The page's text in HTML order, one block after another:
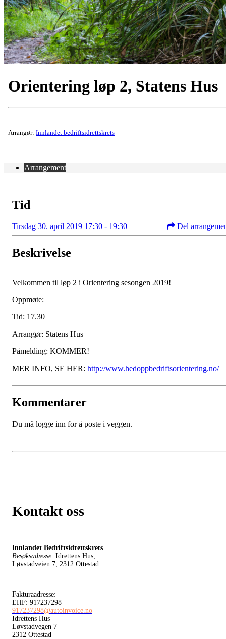
Orientering løp 2, Statens Hus
Arrangør: Innlandet bedriftsidrettskrets
Arrangement
Tid
Tirsdag 30. april 2019 17:30 - 19:30 Del
Beskrivelse
Velkommen til løp 2 i Orientering sesongen 2019!
Oppmøte:
Tid: 17.30
Arrangør: Statens Hus
Påmelding: KOMMER!
MER INFO, SE HER: http://www.hedoppbedriftsorientering.no/
Kommentarer
Du må logge inn for å poste i veggen.
Kontakt oss
Innlandet Bedriftsidrettskrets
Besøksadresse: Idrettens Hus,
Løvstadveien 7, 2312 Ottestad
Fakturaadresse:
EHF: 917237298
917237298@autoinvoice.no
Idrettens Hus
Løvstadvegen 7
2312 Ottestad